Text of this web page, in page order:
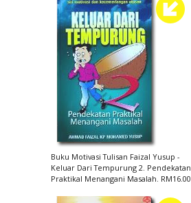
Buku Motivasi Tulisan Faizal Yusup -
Keluar Dari Tempurung 2. Pendekatan
Praktikal Menangani Masalah. RM16.00.